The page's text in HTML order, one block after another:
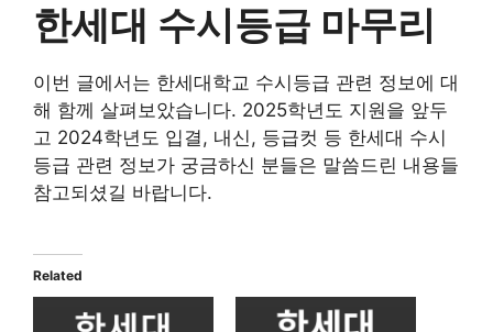
한세대 수시등급 마무리
이번 글에서는 한세대학교 수시등급 관련 정보에 대
해 함께 살펴보았습니다. 2025학년도 지원을 앞두
고 2024학년도 입결, 내신, 등급컷 등 한세대 수시
등급 관련 정보가 궁금하신 분들은 말씀드린 내용들
참고되셨길 바랍니다.
Related